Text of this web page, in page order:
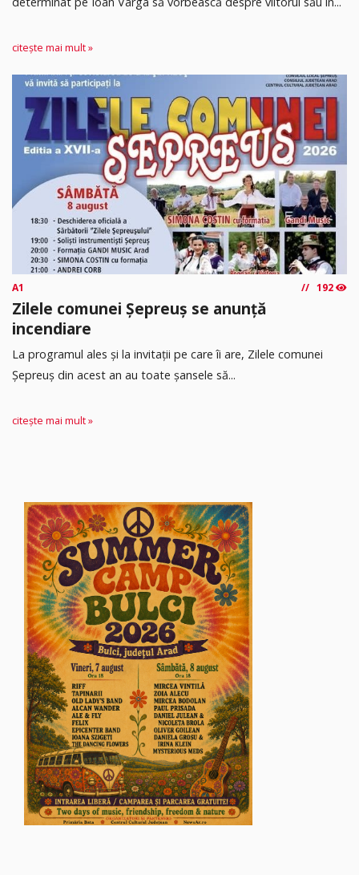
citește mai mult »
A1 192
Zilele comunei Șepreuș se anunță
incendiare
La programul ales și la invitații pe care îi are, Zilele comunei
Șepreuș din acest an au toate șansele să...
citește mai mult »